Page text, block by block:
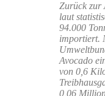
Zurück zur
laut
94.000
importiert.
Avocado
von 0,6
0,06